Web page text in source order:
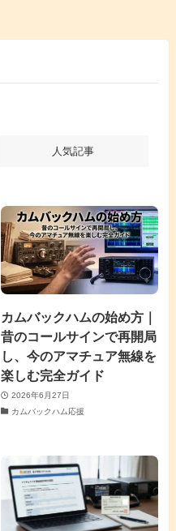
人気記事
カムバックハムの始め方｜
昔のコールサインで再開局
し、今のアマチュア無線を
楽しむ完全ガイド
2026年6月27日
カムバックハム応援